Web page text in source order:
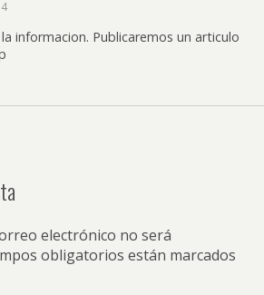
informacion. Publicaremos un articulo
electrónico no será
obligatorios están marcados